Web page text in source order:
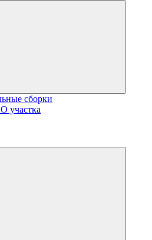
сборки
участка